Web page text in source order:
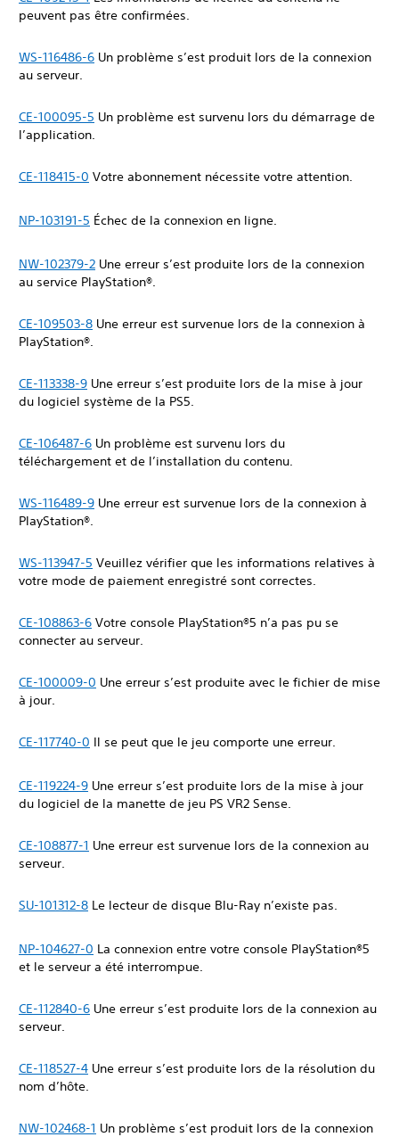
peuvent pas être confirmées.
WS-116486-6 Un problème s’est produit lors de la connexion
au serveur.
CE-100095-5 Un problème est survenu lors du démarrage de
l’application.
CE-118415-0 Votre abonnement nécessite votre attention.
NP-103191-5 Échec de la connexion en ligne.
NW-102379-2 Une erreur s’est produite lors de la connexion
au service PlayStation®.
CE-109503-8 Une erreur est survenue lors de la connexion à
PlayStation®.
CE-113338-9 Une erreur s’est produite lors de la mise à jour
du logiciel système de la PS5.
CE-106487-6 Un problème est survenu lors du
téléchargement et de l’installation du contenu.
WS-116489-9 Une erreur est survenue lors de la connexion à
PlayStation®.
WS-113947-5 Veuillez vérifier que les informations relatives à
votre mode de paiement enregistré sont correctes.
CE-108863-6 Votre console PlayStation®5 n’a pas pu se
connecter au serveur.
CE-100009-0 Une erreur s’est produite avec le fichier de mise
à jour.
CE-117740-0 Il se peut que le jeu comporte une erreur.
CE-119224-9 Une erreur s’est produite lors de la mise à jour
du logiciel de la manette de jeu PS VR2 Sense.
CE-108877-1 Une erreur est survenue lors de la connexion au
serveur.
SU-101312-8 Le lecteur de disque Blu-Ray n’existe pas.
NP-104627-0 La connexion entre votre console PlayStation®5
et le serveur a été interrompue.
CE-112840-6 Une erreur s’est produite lors de la connexion au
serveur.
CE-118527-4 Une erreur s’est produite lors de la résolution du
nom d’hôte.
NW-102468-1 Un problème s’est produit lors de la connexion